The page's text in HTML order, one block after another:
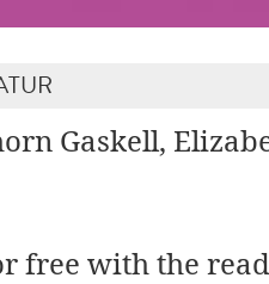
Gaskell,
free with the